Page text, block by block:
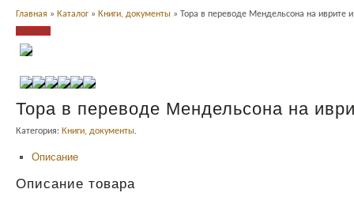
Главная » Каталог » Книги, документы » Тора в переводе Мендельсона на иврите
Продано
Тора в переводе Мендельсона на
Категория: Книги, документы.
Описание
Описание товара